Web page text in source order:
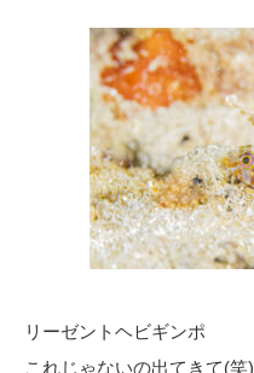
リーゼントヘビギンポ
これじゃないの出てきて(笑)